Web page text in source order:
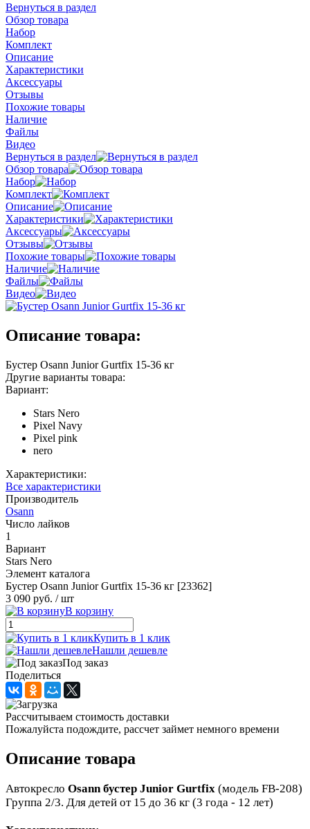
Вернуться в раздел
Обзор товара
Набор
Комплект
Описание
Характеристики
Аксессуары
Отзывы
Похожие товары
Наличие
Файлы
Видео
Вернуться в раздел
Обзор товара
Набор
Комплект
Описание
Характеристики
Аксессуары
Отзывы
Похожие товары
Наличие
Файлы
Видео
Описание товара:
Бустер Osann Junior Gurtfix 15-36 кг
Другие варианты товара:
Вариант:
Stars Nero
Pixel Navy
Pixel pink
nero
Характеристики:
Все характеристики
Производитель
Osann
Число лайков
1
Вариант
Stars Nero
Элемент каталога
Бустер Osann Junior Gurtfix 15-36 кг [23362]
3 090 руб. / шт
В корзину
Купить в 1 клик
Нашли дешевле
Под заказ
Поделиться
Рассчитываем стоимость доставки
Пожалуйста подождите, рассчет займет немного времени
Описание товара
Автокресло Osann бустер Junior Gurtfix (модель FB-208)
Группа 2/3. Для детей от 15 до 36 кг (3 года - 12 лет)